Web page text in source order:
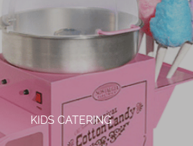
KIDS CATERING